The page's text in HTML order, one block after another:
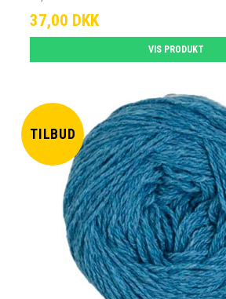
37,00 DKK
VIS PRODUKT
TILBUD